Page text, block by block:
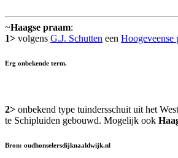
~Haagse praam:
1> volgens G.J. Schutten een Hoogeveense
Erg onbekende term.
2> onbekend type tuindersschuit uit het
te Schipluiden gebouwd. Mogelijk ook
Bron: oudhonselersdijknaaldwijk.nl